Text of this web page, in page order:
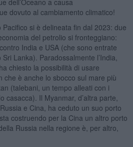
dovuto al cambiamento climatico!
Pacifico si è delineata fin dal 2023: due
del petrolio si fronteggiano:
India e USA (che sono entrate
Lanka). Paradossalmente l’India,
chiesto la possibilità di usare
che è anche lo sbocco sul mare più
(talebani, un tempo alleati con i
casacca). Il Myanmar, d’altra parte,
e Cina, ha ceduto un suo porto
costruendo per la Cina un altro porto
Russia nella regione è, per altro,